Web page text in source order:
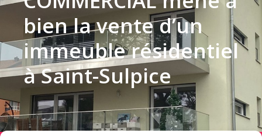
bien la vente d’un
immeuble résidentiel
à Saint-Sulpice